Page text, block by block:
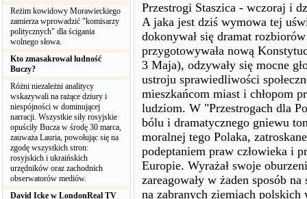
Reżim kowidowy Morawieckiego
zamierza wprowadzić "komisarzy
politycznych" dla ścigania
wolnego słowa.
Kto zmasakrował ludność
Buczy?
Różni niezależni analitycy
wskazywali na rażące dziury i
niespójności w dominującej
narracji. Wszystkie siły rosyjskie
opuściły Bucza w środę 30 marca,
zauważa Lauria, powołując się na
zgodę wszystkich stron:
rosyjskich i ukraińskich
urzędników oraz zachodnich
obserwatorów mediów.
David Icke w LondonReal TV
Przestrogi Staszica - wczoraj i
A jaka jest dziś wymowa tej
dokonywał się dramat
przygotowywała nową
3 Maja), odzywały się mocne
ustroju sprawiedliwości
mieszkańcom miast i chłopom
ludziom. W "Przestrogach dla
bólu i dramatycznego gniewu
moralnej tego Polaka,
podeptaniem praw człowieka i
Europie. Wyrażał swoje
zareagowały w żaden sposób
na zabranych ziemiach